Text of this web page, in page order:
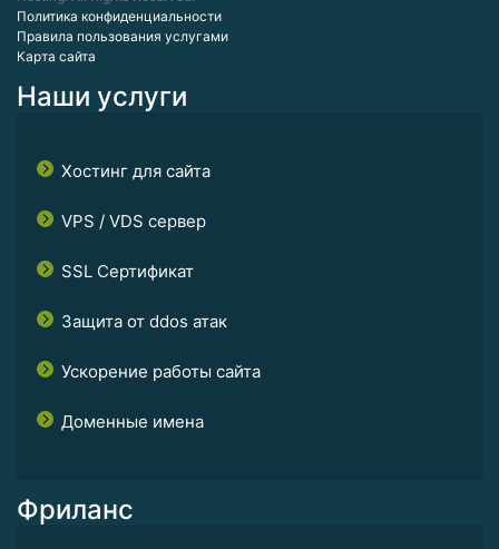
Политика конфиденциальности
Правила пользования услугами
Карта сайта
Наши услуги
Хостинг для сайта
VPS / VDS сервер
SSL Сертификат
Защита от ddos атак
Ускорение работы сайта
Доменные имена
Фриланс